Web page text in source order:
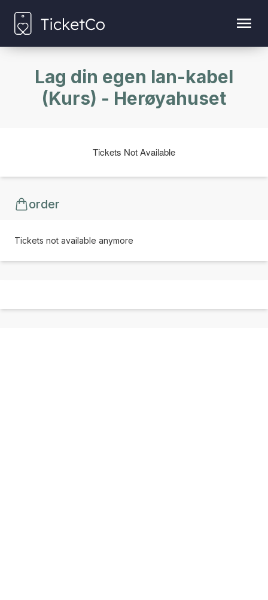
Lag din egen lan-kabel
(Kurs) - Herøyahuset
Tickets Not Available
order
Tickets not available anymore